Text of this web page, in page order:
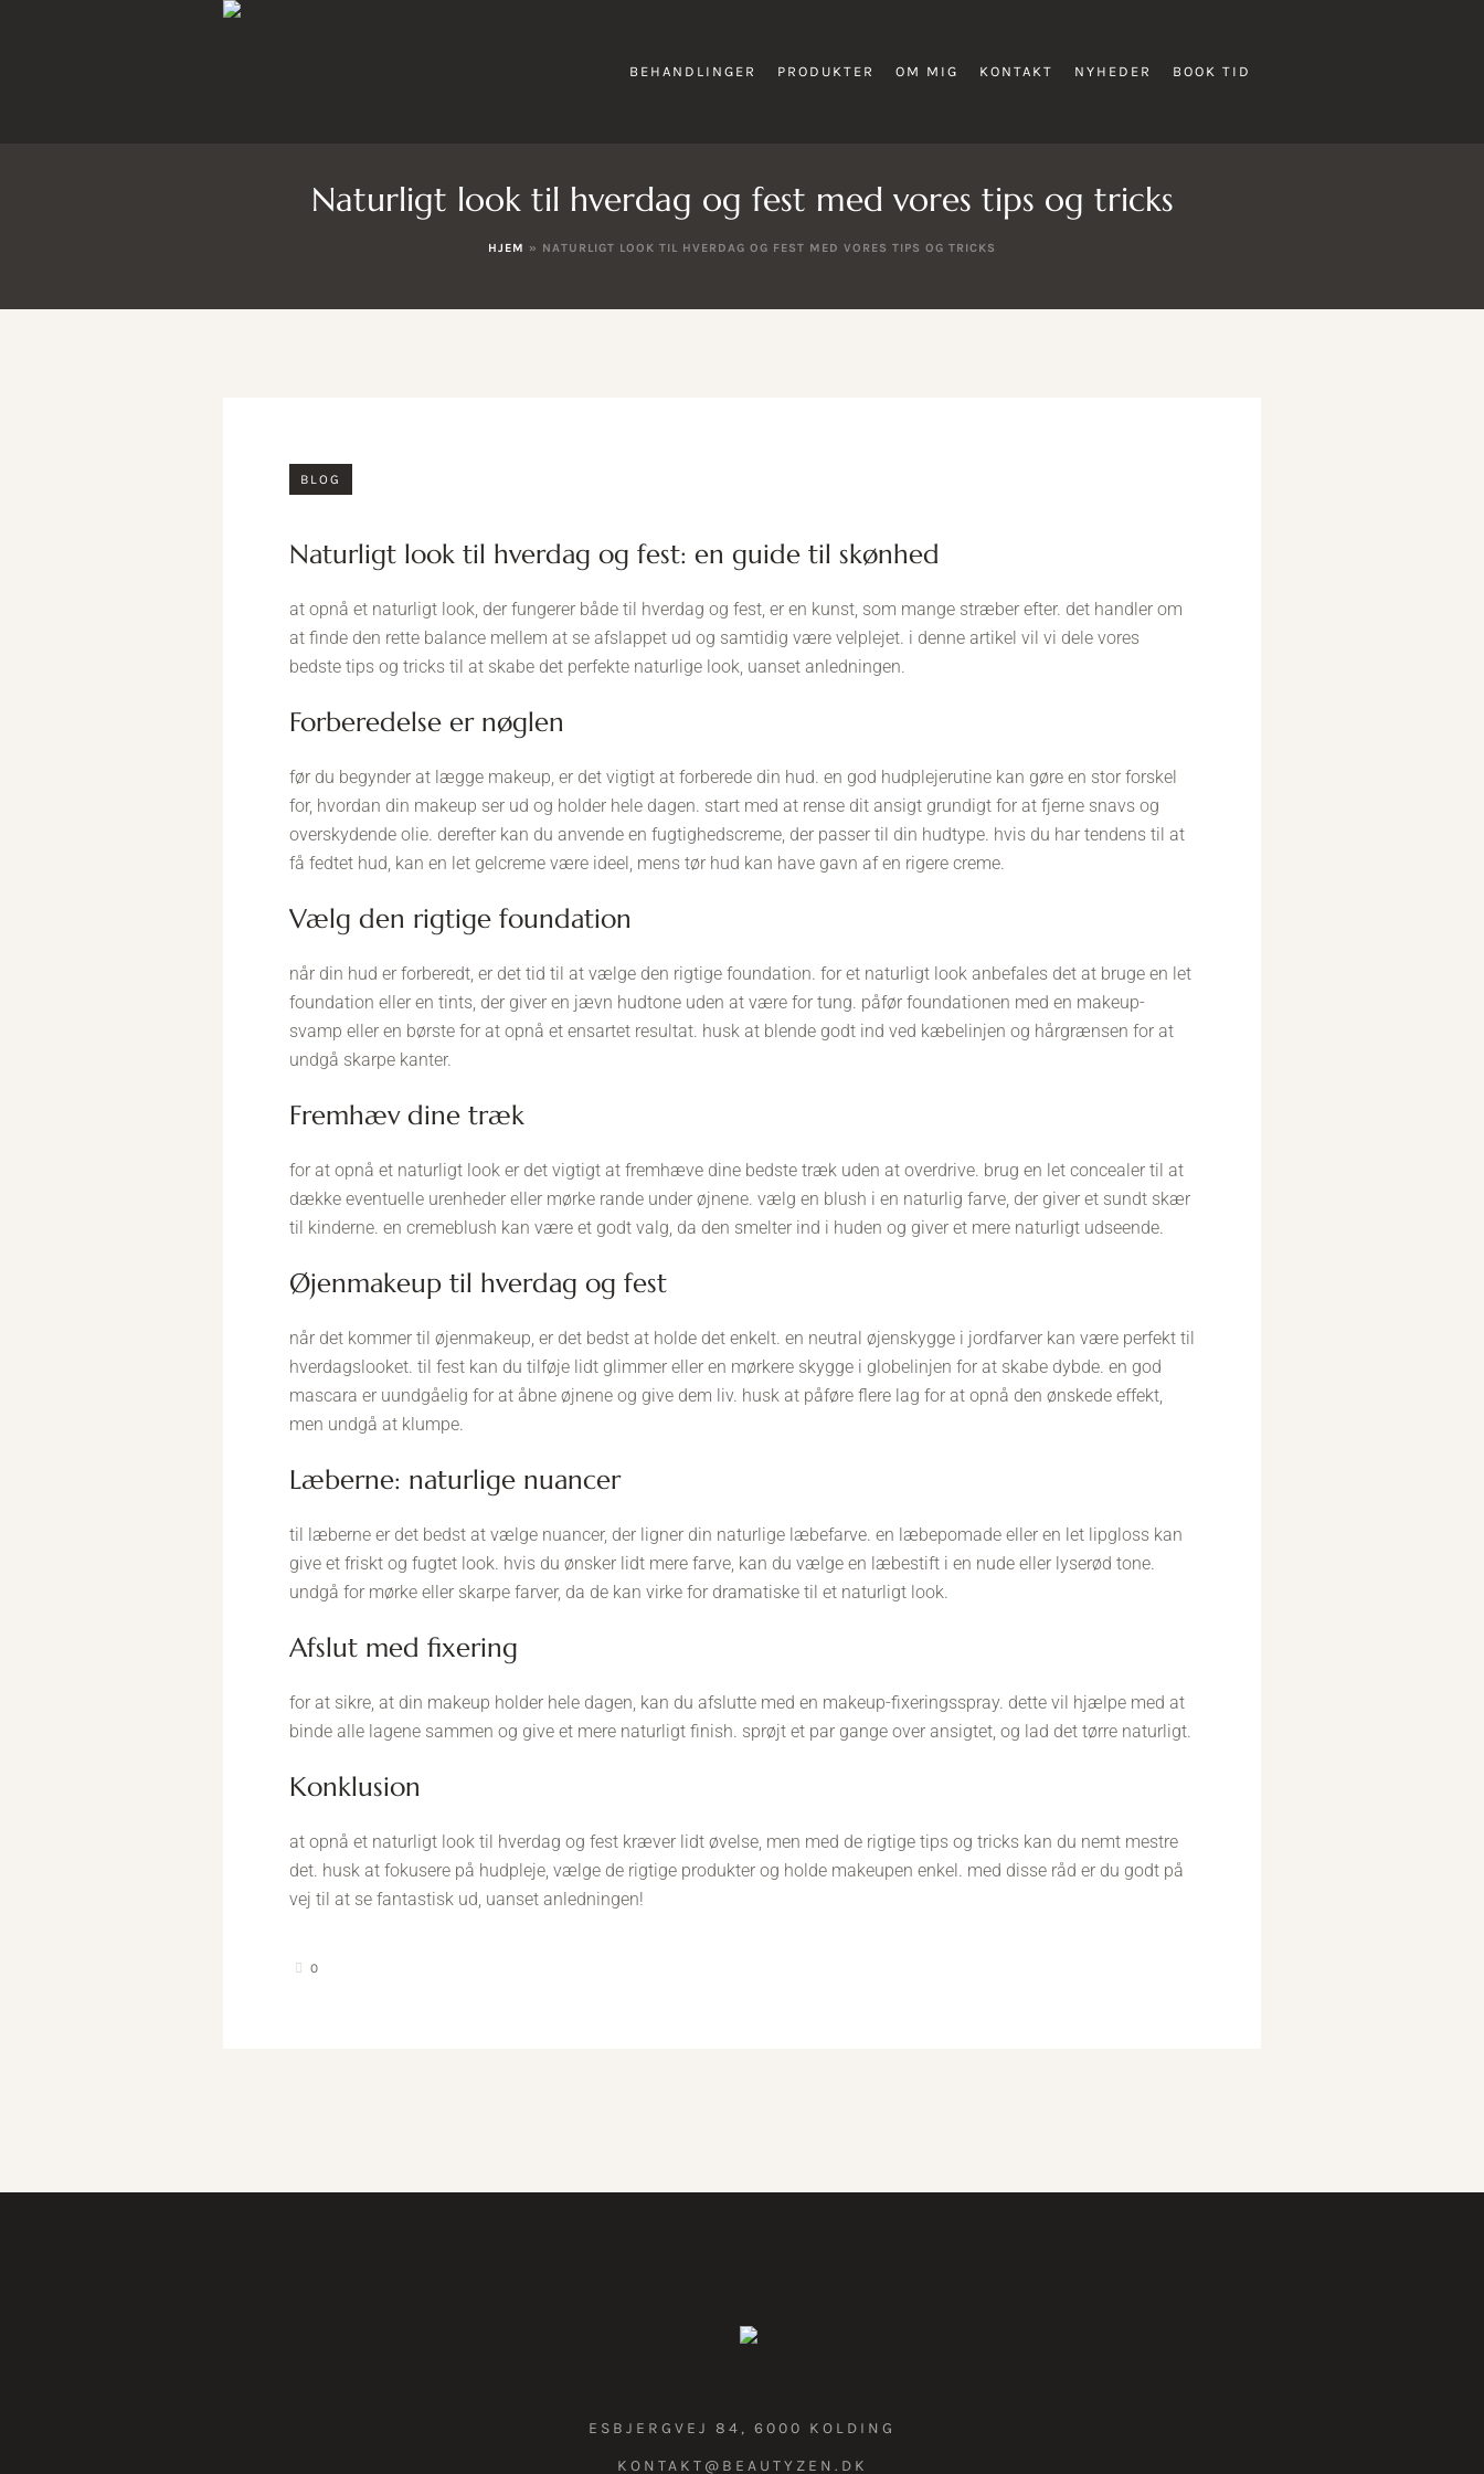
BEHANDLINGER PRODUKTER OM MIG KONTAKT NYHEDER BOOK TID
Naturligt look til hverdag og fest med vores tips og tricks
HJEM » NATURLIGT LOOK TIL HVERDAG OG FEST MED VORES TIPS OG TRICKS
BLOG
naturligt look til hverdag og fest: en guide til skønhed
at opnå et naturligt look, der fungerer både til hverdag og fest, er en kunst, som mange stræber efter. det handler om
at finde den rette balance mellem at se afslappet ud og samtidig være velplejet. i denne artikel vil vi dele vores
bedste tips og tricks til at skabe det perfekte naturlige look, uanset anledningen.
forberedelse er nøglen
før du begynder at lægge makeup, er det vigtigt at forberede din hud. en god hudplejerutine kan gøre en stor forskel
for, hvordan din makeup ser ud og holder hele dagen. start med at rense dit ansigt grundigt for at fjerne snavs og
overskydende olie. derefter kan du anvende en fugtighedscreme, der passer til din hudtype. hvis du har tendens til at
få fedtet hud, kan en let gelcreme være ideel, mens tør hud kan have gavn af en rigere creme.
vælg den rigtige foundation
når din hud er forberedt, er det tid til at vælge den rigtige foundation. for et naturligt look anbefales det at bruge en let
foundation eller en tints, der giver en jævn hudtone uden at være for tung. påfør foundationen med en makeup-
svamp eller en børste for at opnå et ensartet resultat. husk at blende godt ind ved kæbelinjen og hårgrænsen for at
undgå skarpe kanter.
fremhæv dine træk
for at opnå et naturligt look er det vigtigt at fremhæve dine bedste træk uden at overdrive. brug en let concealer til at
dække eventuelle urenheder eller mørke rande under øjnene. vælg en blush i en naturlig farve, der giver et sundt skær
til kinderne. en cremeblush kan være et godt valg, da den smelter ind i huden og giver et mere naturligt udseende.
øjenmakeup til hverdag og fest
når det kommer til øjenmakeup, er det bedst at holde det enkelt. en neutral øjenskygge i jordfarver kan være perfekt til
hverdagslooket. til fest kan du tilføje lidt glimmer eller en mørkere skygge i globelinjen for at skabe dybde. en god
mascara er uundgåelig for at åbne øjnene og give dem liv. husk at påføre flere lag for at opnå den ønskede effekt,
men undgå at klumpe.
læberne: naturlige nuancer
til læberne er det bedst at vælge nuancer, der ligner din naturlige læbefarve. en læbepomade eller en let lipgloss kan
give et friskt og fugtet look. hvis du ønsker lidt mere farve, kan du vælge en læbestift i en nude eller lyserød tone.
undgå for mørke eller skarpe farver, da de kan virke for dramatiske til et naturligt look.
afslut med fixering
for at sikre, at din makeup holder hele dagen, kan du afslutte med en makeup-fixeringsspray. dette vil hjælpe med at
binde alle lagene sammen og give et mere naturligt finish. sprøjt et par gange over ansigtet, og lad det tørre naturligt.
konklusion
at opnå et naturligt look til hverdag og fest kræver lidt øvelse, men med de rigtige tips og tricks kan du nemt mestre
det. husk at fokusere på hudpleje, vælge de rigtige produkter og holde makeupen enkel. med disse råd er du godt på
vej til at se fantastisk ud, uanset anledningen!
0
ESBJERGVEJ 84, 6000 KOLDING
KONTAKT@BEAUTYZEN.DK